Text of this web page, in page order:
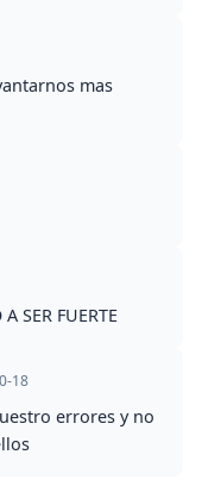
mas
SER FUERTE
18
errores y no